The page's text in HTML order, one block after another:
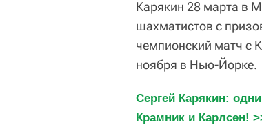
Карякин 28 марта в
шахматистов с
чемпионский матч с
ноября в Нью-Йорке.
Сергей Карякин:
Крамник и Карлсен!